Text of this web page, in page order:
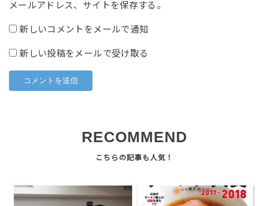
メールアドレス、サイトを保存する。
新しいコメントをメールで通知
新しい投稿をメールで受け取る
RECOMMEND